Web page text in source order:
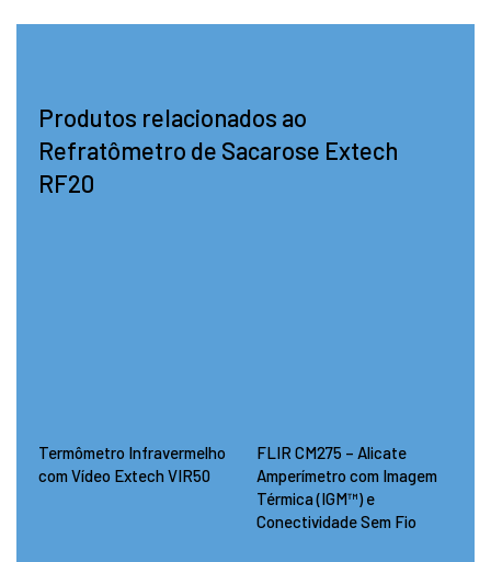
Produtos relacionados ao
Refratômetro de Sacarose Extech
RF20
Termômetro Infravermelho
com Vídeo Extech VIR50
FLIR CM275 – Alicate
Amperímetro com Imagem
Térmica (IGM™) e
Conectividade Sem Fio